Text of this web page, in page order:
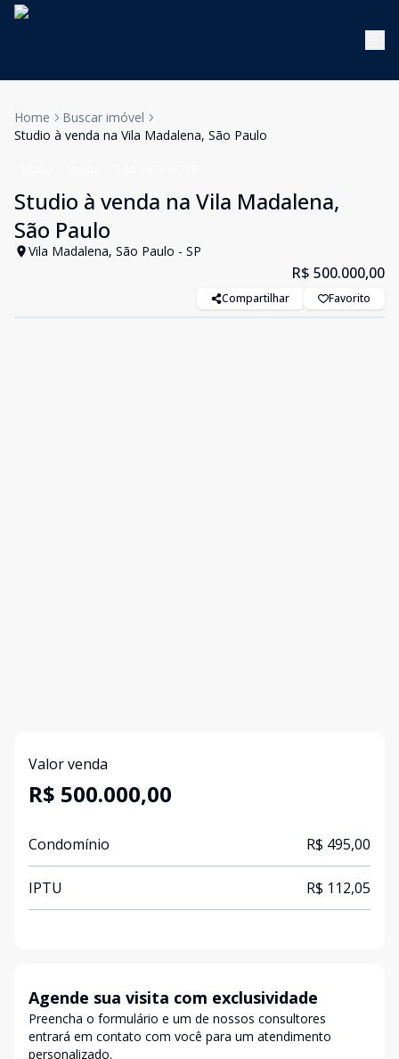
Home
Buscar imóvel
Studio à venda na Vila Madalena, São Paulo
Studio à venda na Vila Madalena,
São Paulo
Vila Madalena, São Paulo - SP
R$ 500.000,00
Compartilhar Favorito
Valor venda
R$ 500.000,00
Condomínio R$ 495,00
IPTU R$ 112,05
Agende sua visita com exclusividade
Preencha o formulário e um de nossos consultores
entrará em contato com você para um atendimento
personalizado.